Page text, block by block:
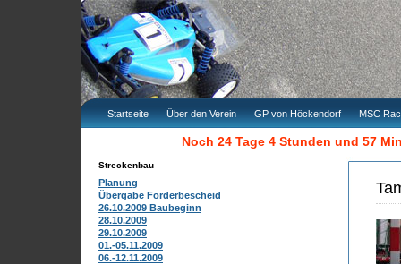
Noch 24 Tage 4 Stunden und 56
Startseite Über den Verein GP von Höckendorf MSC
Streckenbau
Planung
Übergabe Förderbescheid
26.10.2009 Baubeginn
28.10.2009
29.10.2009
01.-05.11.2009
06.-12.11.2009